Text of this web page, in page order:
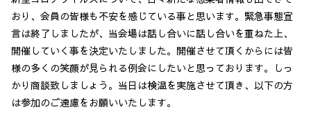
おり、会員の皆様も不安を感じている事と思います。緊急事態宣
言は終了しましたが、当会場は話し合いに話し合いを重ねた上、
開催していく事を決定いたしました。開催させて頂くからには皆
様の多くの笑顔が見られる例会にしたいと思っております。しっ
かり商談致しましょう。当日は検温を実施させて頂き、以下の方
は参加のご遠慮をお願いいたします。